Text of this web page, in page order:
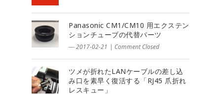
Panasonic CM1/CM10 用エクステン
ションチューブの代替パーツ
― 2017-02-21 | Comment Closed
ツメが折れたLANケーブルの差し込
み口を素早く復活する「RJ45 爪折れ
レスキュー」